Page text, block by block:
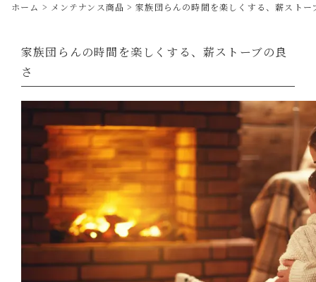
ホーム メンテナンス商品 家族団らんの時間を楽しくする、薪ストー
家族団らんの時間を楽しくする、薪ストーブの良
さ